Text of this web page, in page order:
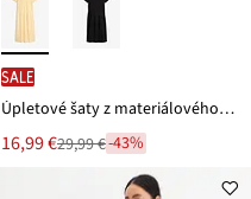
SALE
Úpletové šaty z materiálového mixu
Nová
cena
16,99 €
Zľava 29,99 €-43%